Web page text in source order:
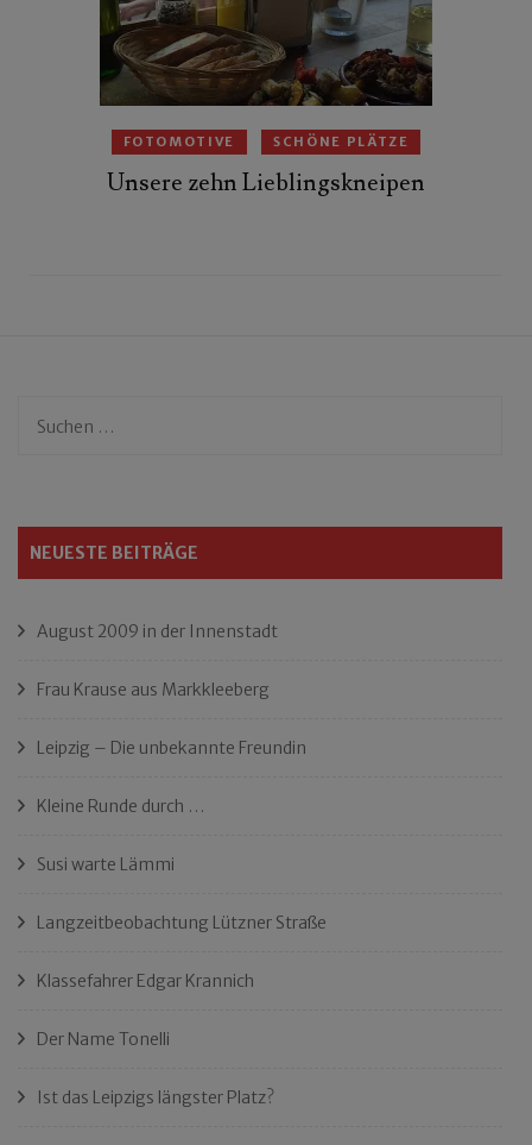
FOTOMOTIVE SCHÖNE PLÄTZE
Unsere zehn Lieblingskneipen
Suchen
NEUESTE BEITRÄGE
August 2009 in der Innenstadt
Frau Krause aus Markkleeberg
Leipzig – Die unbekannte Freundin
Kleine Runde durch …
Susi warte Lämmi
Langzeitbeobachtung Lützner Straße
Klassefahrer Edgar Krannich
Der Name Tonelli
Ist das Leipzigs längster Platz?